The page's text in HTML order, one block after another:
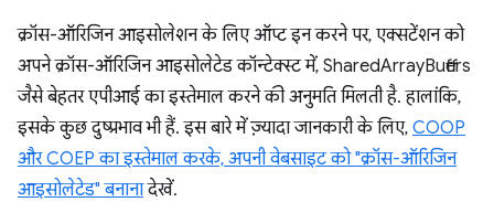
क्रॉस-ऑरिजिन आइसोलेशन के लिए ऑप्ट इन करने पर, एक्सटेंशन को
अपने क्रॉस-ऑरिजिन आइसोलेटेड कॉन्टेक्स्ट में, SharedArrayBuffers
जैसे बेहतर एपीआई का इस्तेमाल करने की अनुमति मिलती है. हालांकि,
इसके कुछ दुष्प्रभाव भी हैं. इस बारे में ज़्यादा जानकारी के लिए, COOP
और COEP का इस्तेमाल करके, अपनी वेबसाइट को "क्रॉस-ऑरिजिन
आइसोलेटेड" बनानादेखें.